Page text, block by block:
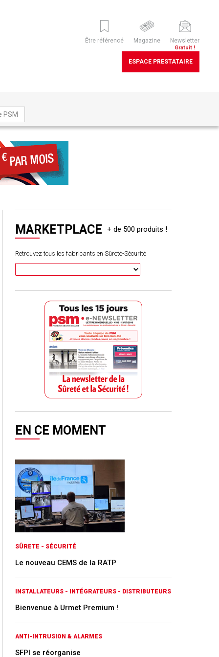
Être référencé Magazine Newsletter
Gratuit !
ESPACE PRESTATAIRE
PSM
MARKETPLACE
Retrouvez tous les fabricants en Sûreté-Sécurité
EN CE MOMENT
SÛRETE - SÉCURITÉ
Le nouveau CEMS de la RATP
INSTALLATEURS - INTÉGRATEURS - DISTRIBUTEURS
Bienvenue à Urmet Premium !
ANTI-INTRUSION & ALARMES
SFPI se réorganise